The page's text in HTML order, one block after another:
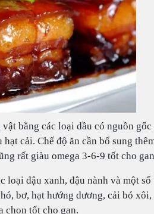
bằng các loại dầu có nguồn gốc
cải. Chế độ ăn cần bổ sung
rất giàu omega 3-6-9 tốt cho
loại đậu xanh, đậu nành và một số
bơ, hạt hướng dương, cải bó xôi,
tốt cho gan.